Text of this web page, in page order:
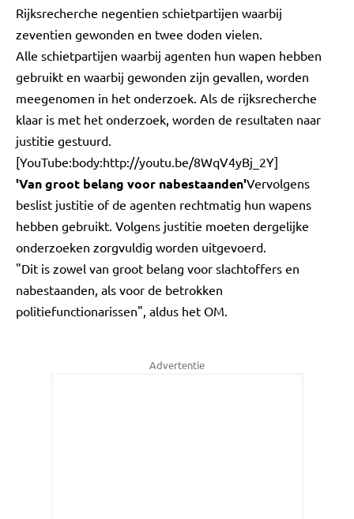
Rijksrecherche negentien schietpartijen waarbij
zeventien gewonden en twee doden vielen.
Alle schietpartijen waarbij agenten hun wapen hebben
gebruikt en waarbij gewonden zijn gevallen, worden
meegenomen in het onderzoek. Als de rijksrecherche
klaar is met het onderzoek, worden de resultaten naar
justitie gestuurd.
[YouTube:body:http://youtu.be/8WqV4yBj_2Y]
'Van groot belang voor nabestaanden'Vervolgens
beslist justitie of de agenten rechtmatig hun wapens
hebben gebruikt. Volgens justitie moeten dergelijke
onderzoeken zorgvuldig worden uitgevoerd.
"Dit is zowel van groot belang voor slachtoffers en
nabestaanden, als voor de betrokken
politiefunctionarissen", aldus het OM.
Advertentie